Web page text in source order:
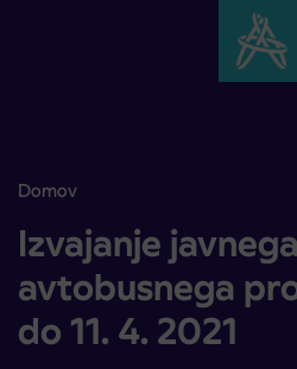
Domov
Izvajanje javnega avtobusnega
Izvajanje javnega
avtobusnega
do 11. 4. 2021